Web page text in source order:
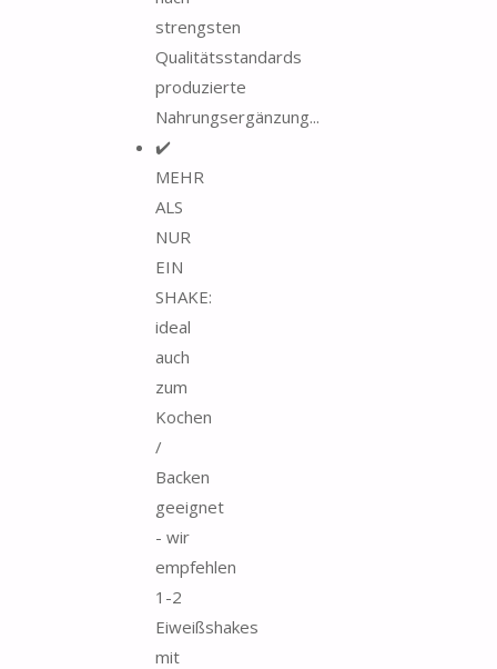
strengsten
Qualitätsstandards
produzierte
Nahrungsergänzung...
✔️
MEHR
ALS
NUR
EIN
SHAKE:
ideal
auch
zum
Kochen
/
Backen
geeignet
- wir
empfehlen
1-2
Eiweißshakes
mit